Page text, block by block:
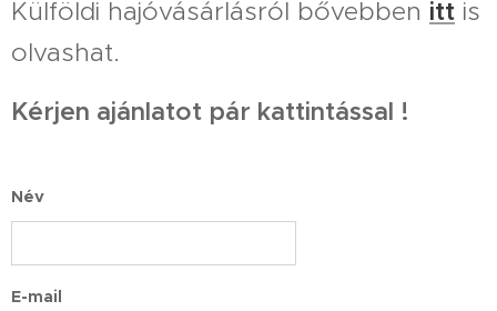
Külföldi hajóvásárlásról bővebben itt is
olvashat.
Kérjen ajánlatot pár kattintással !
Név
E-mail